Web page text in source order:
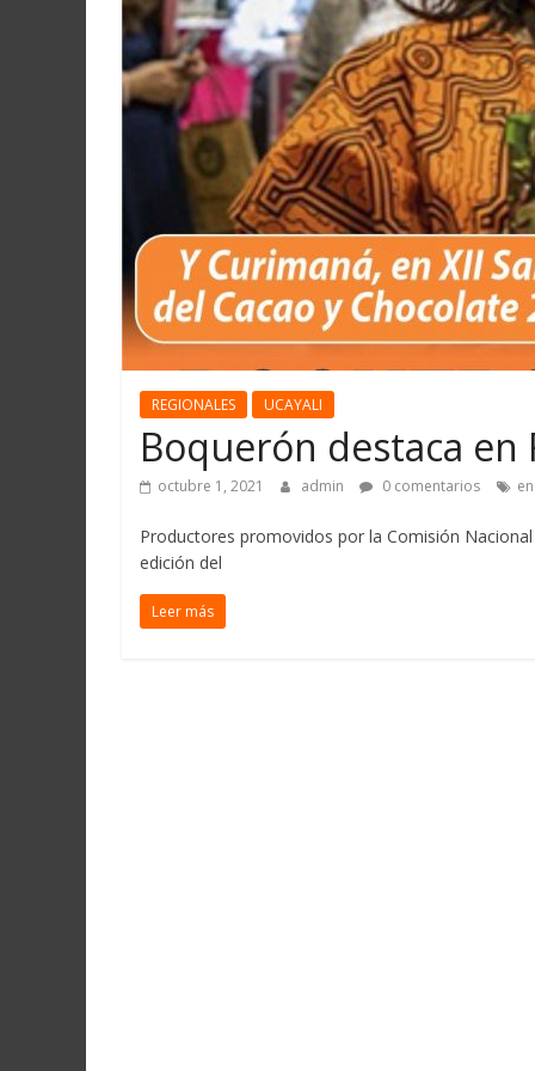
Martín
y
Loreto
REGIONALES UCAYALI
Boquerón destaca en
octubre 1, 2021 admin 0 comentarios
Productores promovidos por la Comisión
edición del
Leer más